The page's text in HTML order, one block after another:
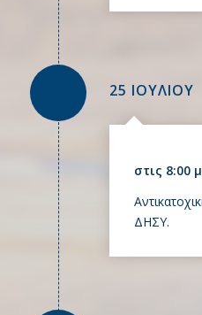
25 ΙΟΥΛΙΟΥ
στις 8:00
ΔΗΣΥ.